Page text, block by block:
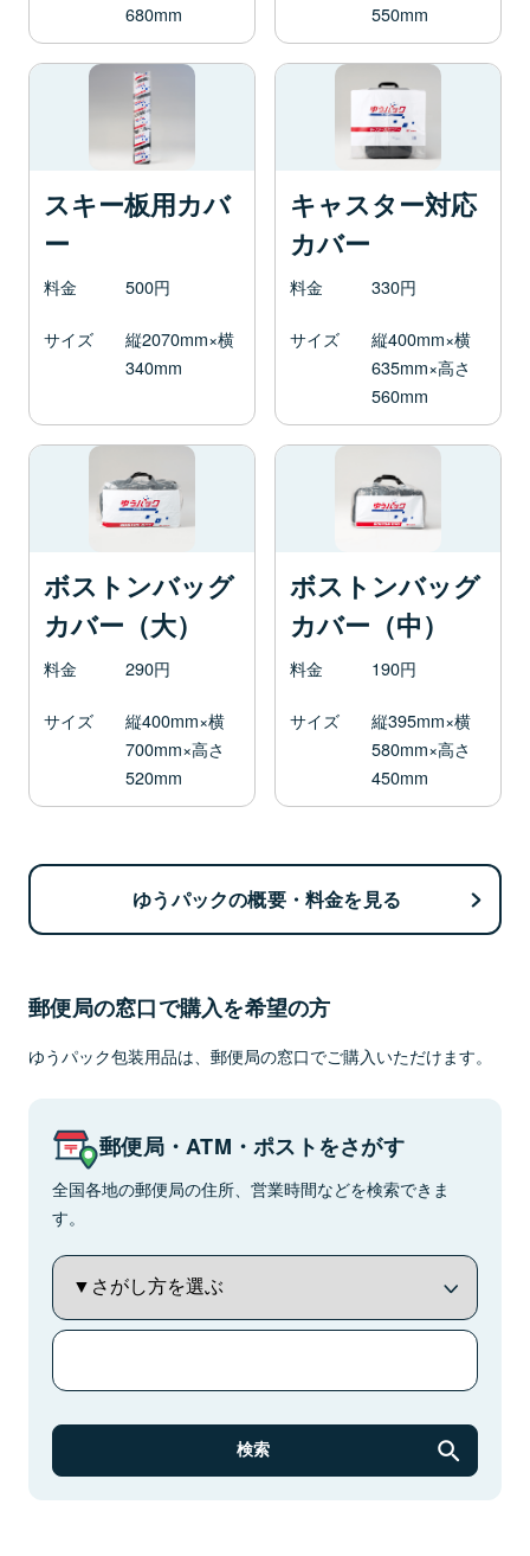
680mm
550mm
スキー板用カバ
ー
料金 500円
サイズ
縦2070mm×横
340mm
キャスター対応
カバー
料金 330円
サイズ
縦400mm×横
635mm×高さ
560mm
ボストンバッグ
カバー（大）
料金 290円
サイズ
縦400mm×横
700mm×高さ
520mm
ボストンバッグ
カバー（中）
料金 190円
サイズ
縦395mm×横
580mm×高さ
450mm
ゆうパックの概要・料金を見る
郵便局の窓口で購入を希望の方
ゆうパック包装用品は、郵便局の窓口でご購入いただけます。
郵便局・ATM・ポストをさがす
全国各地の郵便局の住所、営業時間などを検索できま
す。
検索